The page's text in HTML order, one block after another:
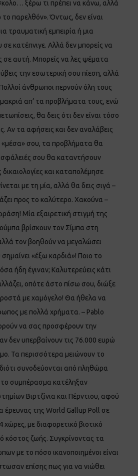
ξέρω τι πρέπει να κάνω, αλλά
το παρελθόν». Όντως, δεν είναι
τραυματική εμπειρία ή μια
κατέπνιγε. Αλλά δεν μπορείς να
σε αυτή. Μπορείς να λες ψέματα
την εσωτερική σου πίεση, αλλά
άνθρωποι περνούν όλη τους
απ’ τα προβλήματα τους, ενώ
θα δεις ότι δεν είναι τόσο
Αν τα αφήσεις και δεν αναλάβεις
«μέσα» σου, τα προβλήματα θα
σου θα καταντήσουν
και καταπολέμησε
με τη μία, αλλά θα δεις σιγά –
προς το καλύτερο. Χακούνα –
Μία εξαιρετική στιγμή της
βρίσκουν τον Σίμπα στη
τον βοηθούν να μεγαλώσει
«έξω καρδιά»! Ποιο το
ήδη έγιναν; Καλυτερεύεις κάτι
οπότε άστο πίσω σου, διώξε
με χαμόγελο! Θα ήθελα να
με πολλά χρήματα. – Pablo
να σας προσφέρουν την
δεν υπερβαίνουν τις 76.000 ευρώ
Τα περισσότερα μειώνουν το
συνοδεύονται από πληθώρα
συμπέρασμα κατέληξαν
Βιρτζίνια και Πέρντιου, αφού
έρευνας της World Gallup Poll σε
με διαφορετικό βιοτικό
κόστος ζωής. Συγκρίνοντας τα
με το πόσο ικανοποιημένοι είναι
επίσης πως για να νιώθει